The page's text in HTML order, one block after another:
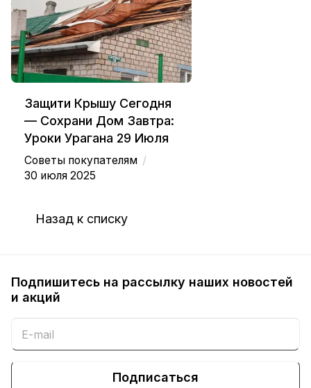
Защити Крышу Сегодня
— Сохрани Дом Завтра:
Уроки Урагана 29 Июля
Советы покупателям /
30 июля 2025
Назад к списку
Подпишитесь на рассылку наших новостей
и акций
Подписаться